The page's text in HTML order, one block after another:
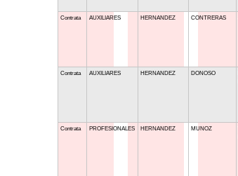
Contrata AUXILIARES HERNANDEZ CONTRERAS
Contrata AUXILIARES HERNANDEZ DONOSO
Contrata PROFESIONALES HERNANDEZ MUNOZ